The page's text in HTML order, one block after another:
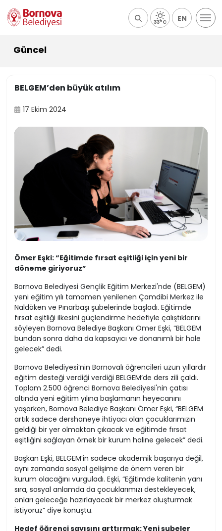
33°C EN
Güncel
BELGEM’den büyük atılım
17 Ekim 2024
Ömer Eşki: “Eğitimde fırsat eşitliği için yeni bir
döneme giriyoruz”
Bornova Belediyesi Gençlik Eğitim Merkezi'nde (BELGEM)
yeni eğitim yılı tamamen yenilenen Çamdibi Merkez ile
Naldöken ve Pınarbaşı şubelerinde başladı. Eğitimde
fırsat eşitliği ilkesini güçlendirme hedefiyle çalıştıklarını
söyleyen Bornova Belediye Başkanı Ömer Eşki, “BELGEM
bundan sonra daha da kapsayıcı ve donanımlı bir hale
gelecek” dedi.
Bornova Belediyesi’nin Bornovalı öğrencileri uzun yıllardır
eğitim desteği verdiği verdiği BELGEM’de ders zili çaldı.
Toplam 2.500 öğrenci Bornova Belediyesi'nin çatısı
altında yeni eğitim yılına başlamanın heyecanını
yaşarken, Bornova Belediye Başkanı Ömer Eşki, “BELGEM
artık sadece dershaneye ihtiyacı olan çocuklarımızın
geldiği bir yer olmaktan çıkacak ve eğitimde fırsat
eşitliğini sağlayan örnek bir kurum haline gelecek” dedi.
Başkan Eşki, BELGEM’in sadece akademik başarıya değil,
aynı zamanda sosyal gelişime de önem veren bir
kurum olacağını vurguladı. Eşki, “Eğitimde kalitenin yanı
sıra, sosyal anlamda da çocuklarımızı destekleyecek,
onları geleceğe hazırlayacak bir merkez oluşturmak
istiyoruz” diye konuştu.